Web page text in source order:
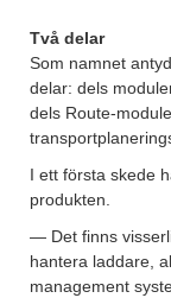
Två delar
Som namnet
delar: dels
dels Route-
I ett första skede
produkten.
— Det finns
hantera laddare,
management